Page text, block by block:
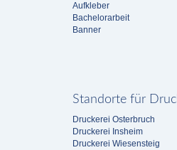
Aufkleber
Bachelorarbeit
Banner
Standorte für
Druckerei Osterbruch
Druckerei Insheim
Druckerei Wiesensteig